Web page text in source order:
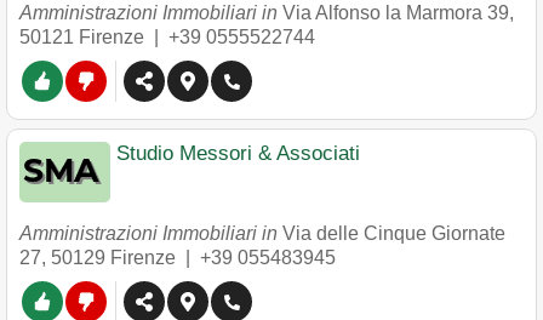
Amministrazioni Immobiliari in Via Alfonso la Marmora 39,
50121 Firenze +39 0555522744
Studio Messori & Associati
Amministrazioni Immobiliari in Via delle Cinque Giornate
27, 50129 Firenze +39 055483945